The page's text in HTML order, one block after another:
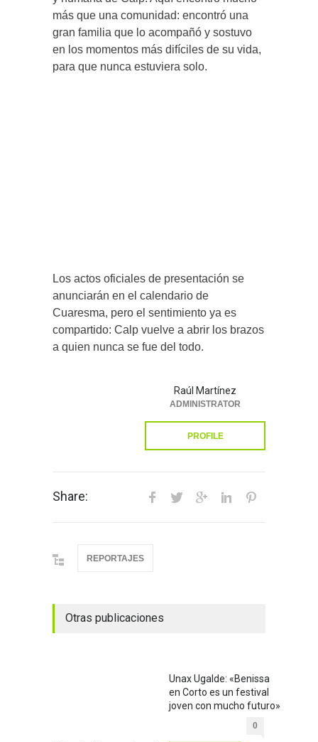
más que una comunidad: encontró una
gran familia que lo acompañó y sostuvo
en los momentos más difíciles de su vida,
para que nunca estuviera solo.
Los actos oficiales de presentación se
anunciarán en el calendario de
Cuaresma, pero el sentimiento ya es
compartido: Calp vuelve a abrir los brazos
a quien nunca se fue del todo.
Raúl Martínez
ADMINISTRATOR
PROFILE
Share:
REPORTAJES
Otras publicaciones
Unax Ugalde: «Benissa
en Corto es un festival
joven con mucho futuro»
0